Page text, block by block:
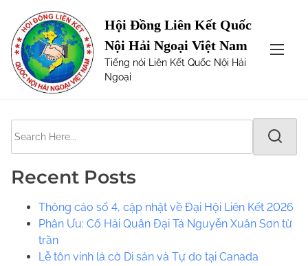
Hội Đồng Liên Kết Quốc
Nội Hải Ngoại Việt Nam
Tiếng nói Liên Kết Quốc Nội Hải
Ngoại
Page not Found
The requested url was not found on this server. Maybe
try one of the links below or a search?
e
Recent Posts
Thông cáo số 4, cập nhật về Đại Hội Liên Kết 2026
Phân Ưu: Cố Hải Quân Đại Tá Nguyễn Xuân Sơn từ
trần
Lễ tôn vinh lá cờ Di sản và Tự do tại Canada